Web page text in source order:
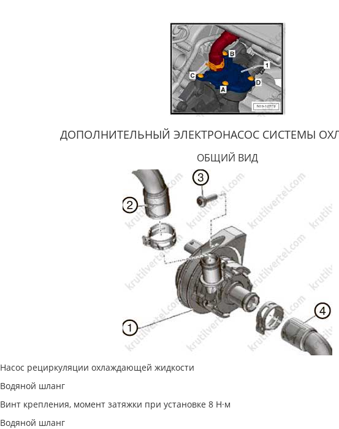
ДОПОЛНИТЕЛЬНЫЙ ЭЛЕКТРОНАСОС СИСТЕМЫ
ОБЩИЙ ВИД
Насос рециркуляции охлаждающей жидкости
Водяной шланг
Винт крепления, момент затяжки при установке 8 Н·м
Водяной шланг